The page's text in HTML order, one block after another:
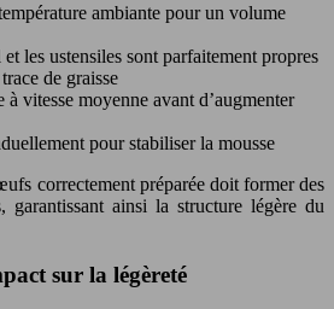
ambiante pour un volume
et les ustensiles sont parfaitement propres
de graisse
à vitesse moyenne avant d’augmenter
pour stabiliser la mousse
correctement préparée doit former des
garantissant ainsi la structure légère du
sur la légèreté